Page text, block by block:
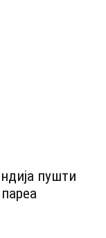
пушти